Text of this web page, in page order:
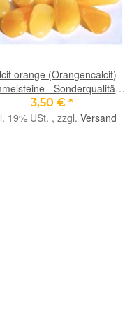
orange (Orangencalcit)
- Sonderqualität -
2,5 - 3,5 cm / ca. 10-13 g/St
(GKS)
3,50 € *
19% USt. , zzgl. Versand